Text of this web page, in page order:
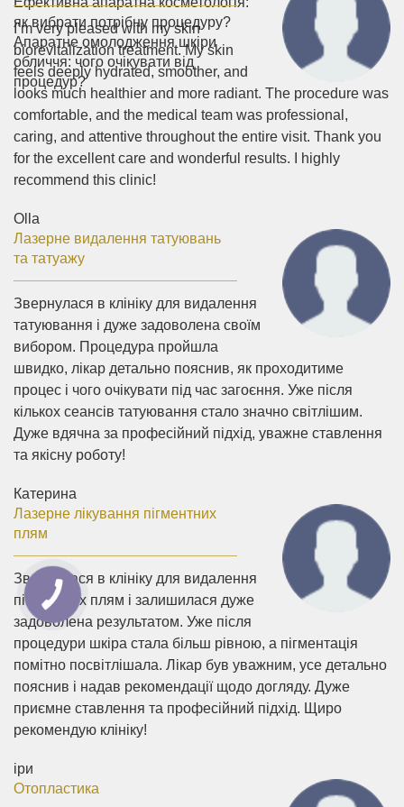
як вибрати потрібну процедуру?
Апаратне омолодження шкіри
обличчя: чого очікувати від
процедур?
I’m very pleased with my skin
biorevitalization treatment. My skin
feels deeply hydrated, smoother, and
looks much healthier and more radiant. The procedure was
comfortable, and the medical team was professional,
caring, and attentive throughout the entire visit. Thank you
for the excellent care and wonderful results. I highly
recommend this clinic!
Olla
Лазерне видалення татуювань
та татуажу
Звернулася в клініку для видалення
татуювання і дуже задоволена своїм
вибором. Процедура пройшла
швидко, лікар детально пояснив, як проходитиме
процес і чого очікувати під час загоєння. Уже після
кількох сеансів татуювання стало значно світлішим.
Дуже вдячна за професійний підхід, уважне ставлення
та якісну роботу!
Катерина
Лазерне лікування пігментних
плям
Звернулася в клініку для видалення
пігментних плям і залишилася дуже
задоволена результатом. Уже після
процедури шкіра стала більш рівною, а пігментація
помітно посвітлішала. Лікар був уважним, усе детально
пояснив і надав рекомендації щодо догляду. Дуже
приємне ставлення та професійний підхід. Щиро
рекомендую клініку!
іри
Отопластика